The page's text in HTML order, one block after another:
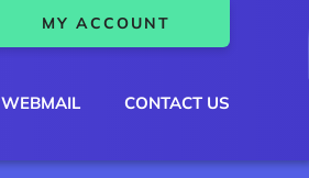
MY ACCOUNT
WEBMAIL CONTACT US